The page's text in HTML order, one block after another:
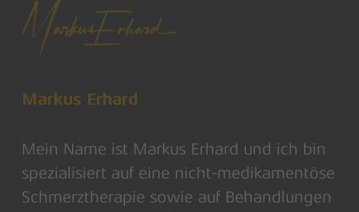
Markus Erhard
Mein Name ist Markus Erhard und ich bin
spezialisiert auf eine nicht-medikamentöse
Schmerztherapie sowie auf Behandlungen